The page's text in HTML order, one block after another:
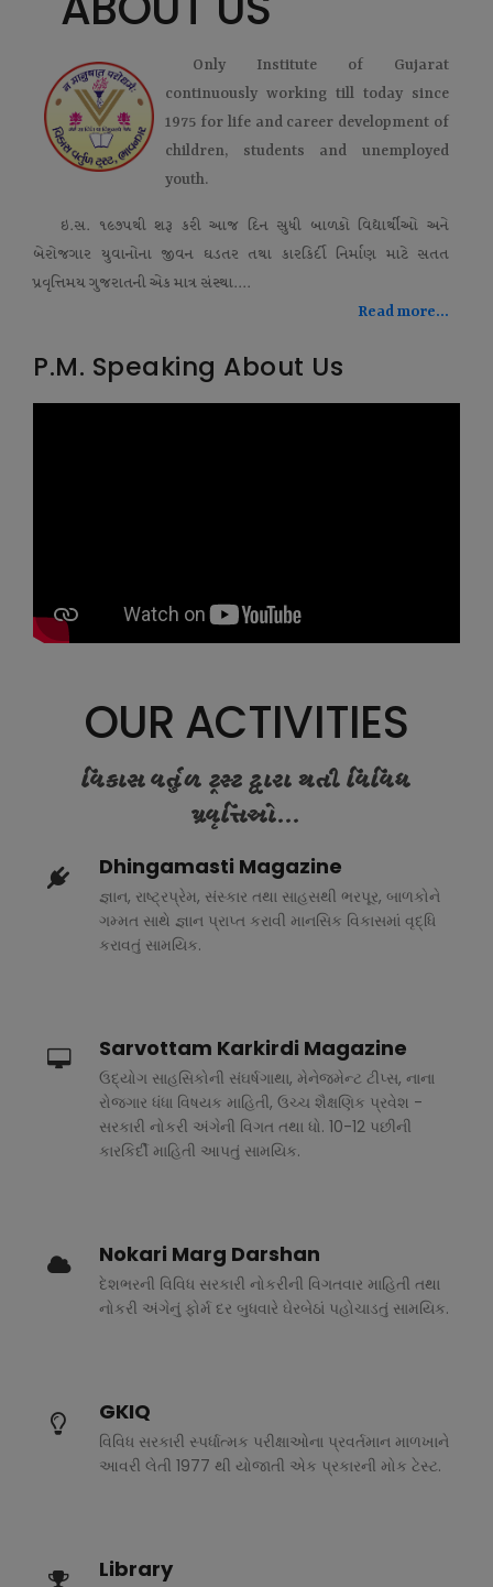
Only Institute of Gujarat
continuously working till today since
1975 for life and career development of
children, students and unemployed
youth.
ઇ.સ. ૧૯૭૫થી શરૂ કરી આજ દિન સુધી બાળકો વિદ્યાર્થીઓ અને
બેરોજગાર યુવાનોના જીવન ઘડતર તથા કારકિર્દી નિર્માણ માટે સતત
પ્રવૃત્તિમય ગુજરાતની એક માત્ર સંસ્થા....
Read more...
P.M. Speaking About Us
OUR ACTIVITIES
વિકાસ વર્તુળ ટ્રસ્ટ દ્વારા થતી વિવિધ
પ્રવૃત્તિઓ...
Dhingamasti Magazine
જ્ઞાન, રાષ્ટ્રપ્રેમ, સંસ્કાર તથા સાહસથી ભરપૂર, બાળકોને
ગમ્મત સાથે જ્ઞાન પ્રાપ્ત કરાવી માનસિક વિકાસમાં વૃદ્ધિ
કરાવતું સામયિક.
Sarvottam Karkirdi Magazine
ઉદ્યોગ સાહસિકોની સંઘર્ષગાથા, મેનેજમેન્ટ ટીપ્સ, નાના
રોજગાર ધંધા વિષયક માહિતી, ઉચ્ચ શૈક્ષણિક પ્રવેશ -
સરકારી નોકરી અંગેની વિગત તથા ધો. 10-12 પછીની
કારકિર્દી માહિતી આપતું સામયિક.
Nokari Marg Darshan
દેશભરની વિવિધ સરકારી નોકરીની વિગતવાર માહિતી તથા
નોકરી અંગેનું ફોર્મ દર બુધવારે ઘેરબેઠાં પહોચાડતું સામયિક.
GKIQ
વિવિધ સરકારી સ્પર્ધાત્મક પરીક્ષાઓના પ્રવર્તમાન માળખાને
આવરી લેતી 1977 થી યોજાતી એક પ્રકારની મોક ટેસ્ટ.
Library